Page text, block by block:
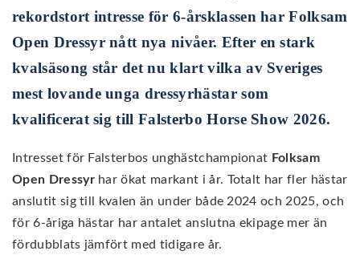
rekordstort intresse för 6-årsklassen har Folksam
Open Dressyr nått nya nivåer. Efter en stark
kvalsäsong står det nu klart vilka av Sveriges
mest lovande unga dressyrhästar som
kvalificerat sig till Falsterbo Horse Show 2026.
Intresset för Falsterbos unghästchampionat Folksam
Open Dressyr har ökat markant i år. Totalt har fler hästar
anslutit sig till kvalen än under både 2024 och 2025, och
för 6-åriga hästar har antalet anslutna ekipage mer än
fördubblats jämfört med tidigare år.